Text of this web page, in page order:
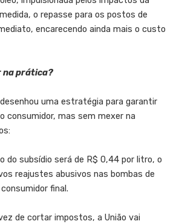
o repasse para os postos de
encarecendo ainda mais o custo
na prática?
uma estratégia para garantir
consumidor, mas sem mexer na
do subsídio será de R$ 0,44 por litro, o
reajustes abusivos nas bombas de
final.
de cortar impostos, a União vai